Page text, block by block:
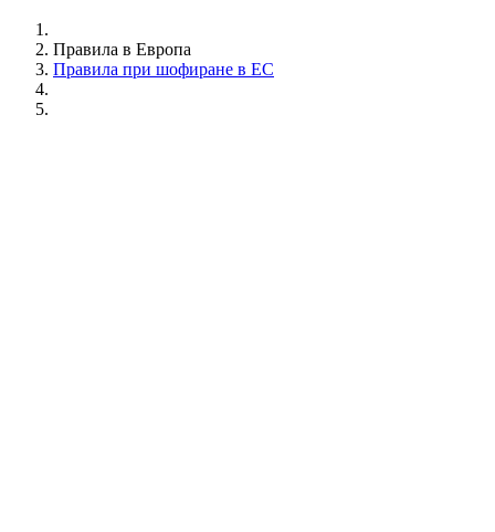
Правила в Европа
Правила при шофиране в ЕС